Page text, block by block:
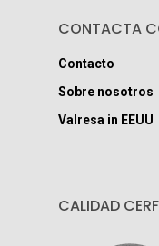
CONTACTA
Contacto
Sobre nosotros
Valresa in EEUU
CALIDAD